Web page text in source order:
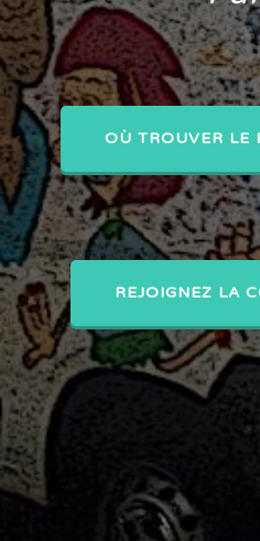
OÙ TROUVER LE
REJOIGNEZ LA